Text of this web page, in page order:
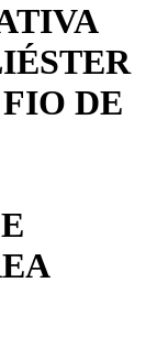
DE